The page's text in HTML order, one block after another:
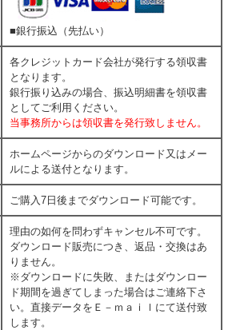
■銀行振込（先払い）
各クレジットカード会社が発行する領収書
となります。
銀行振り込みの場合、振込明細書を領収書
としてご利用ください。
当事務所からは領収書を発行致しません。
ホームページからのダウンロード又はメー
ルによる送付となります。
ご購入7日後までダウンロード可能です。
理由の如何を問わずキャンセル不可です。
ダウンロード販売につき、返品・交換はあ
りません。
※ダウンロードに失敗、またはダウンロー
ド期間を過ぎてしまった場合はご連絡下さ
い。直接データをＥ－ｍａｉｌにて送付致
します。